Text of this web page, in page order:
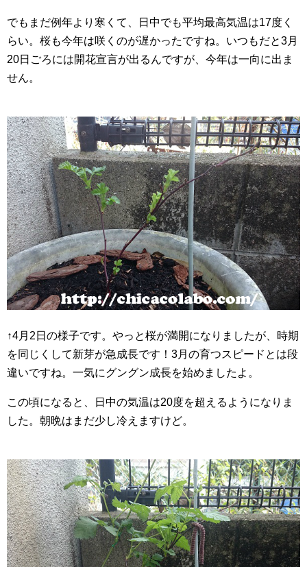
でもまだ例年より寒くて、日中でも平均最高気温は17度く
らい。桜も今年は咲くのが遅かったですね。いつもだと3月
20日ごろには開花宣言が出るんですが、今年は一向に出ま
せん。
↑4月2日の様子です。やっと桜が満開になりましたが、時期
を同じくして新芽が急成長です！3月の育つスピードとは段
違いですね。一気にグングン成長を始めましたよ。
この頃になると、日中の気温は20度を超えるようになりま
した。朝晩はまだ少し冷えますけど。